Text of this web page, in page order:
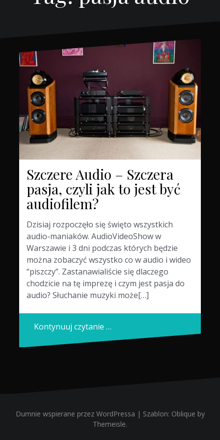
Szczere Audio – Szczera
pasja, czyli jak to jest być
audiofilem?
Dzisiaj rozpoczęło się święto wszystkich
audio-maniaków. AudioVideoShow w
Warszawie i 3 dni podczas których będzie
można zobaczyć wszystko co w audio i wideo
“piszczy”. Zastanawialiście się dlaczego
chodzicie na tę imprezę i czym jest pasja do
audio? Słuchanie muzyki może[…]
Kontynuuj czytanie …
Dumnie wspierane przez WordPressa | Szablon: Oblique by
Themeisle.